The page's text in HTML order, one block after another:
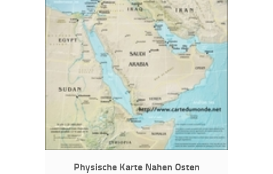
Physische Karte Nahen Osten